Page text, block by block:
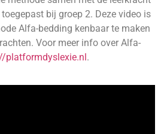
bij groep 2. Deze video is
Alfa-bedding kenbaar te maken
Voor meer info over Alfa-
platformdyslexie.nl.